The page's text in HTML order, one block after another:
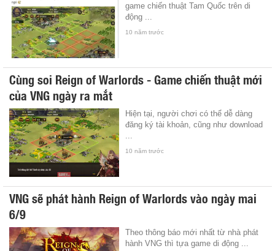
game chiến thuật Tam Quốc trên di
động ...
10 năm trước
Cùng soi Reign of Warlords - Game chiến thuật mới
của VNG ngày ra mắt
Hiện tại, người chơi có thể dễ dàng
đăng ký tài khoản, cũng như download
10 năm trước
VNG sẽ phát hành Reign of Warlords vào ngày mai
6/9
Theo thông báo mới nhất từ nhà phát
hành VNG thì tựa game di động ...